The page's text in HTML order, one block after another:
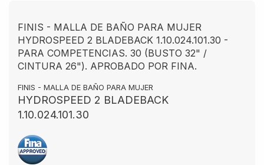
FINIS - MALLA DE BAÑO PARA MUJER
HYDROSPEED 2 BLADEBACK 1.10.024.101.30 -
PARA COMPETENCIAS. 30 (BUSTO 32" /
CINTURA 26"). APROBADO POR FINA.
FINIS - MALLA DE BAÑO PARA MUJER
HYDROSPEED 2 BLADEBACK
1.10.024.101.30